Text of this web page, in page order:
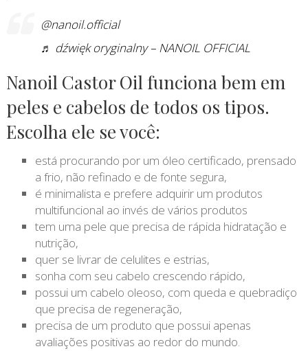
@nanoil.official
♬ dźwięk oryginalny – NANOIL OFFICIAL
Nanoil Castor Oil funciona bem em
peles e cabelos de todos os tipos.
Escolha ele se você:
está procurando por um óleo certificado, prensado
a frio, não refinado e de fonte segura,
é minimalista e prefere adquirir um produtos
multifuncional ao invés de vários produtos
tem uma pele que precisa de rápida hidratação e
nutrição,
quer se livrar de celulites e estrias,
sonha com seu cabelo crescendo rápido,
possui um cabelo oleoso, com queda e quebradiço
que precisa de regeneração,
precisa de um produto que possui apenas
avaliações positivas ao redor do mundo.